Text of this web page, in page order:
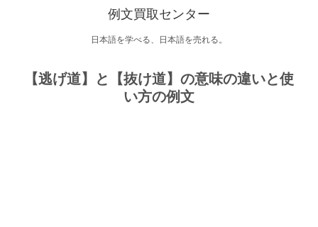
例文買取センター
日本語を学べる、日本語を売れる。
【逃げ道】と【抜け道】の意味の違いと使
い方の例文